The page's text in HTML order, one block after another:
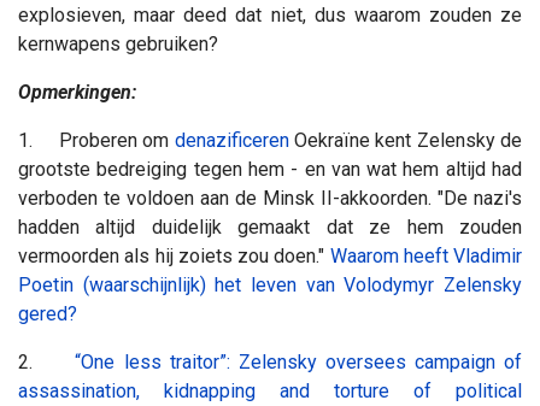
explosieven, maar deed dat niet, dus waarom zouden ze
kernwapens gebruiken?
Opmerkingen:
1. Proberen om denazificeren Oekraïne kent Zelensky de
grootste bedreiging tegen hem - en van wat hem altijd had
verboden te voldoen aan de Minsk II-akkoorden. "De nazi's
hadden altijd duidelijk gemaakt dat ze hem zouden
vermoorden als hij zoiets zou doen." Waarom heeft Vladimir
Poetin (waarschijnlijk) het leven van Volodymyr Zelensky
gered?
2.“One less traitor”: Zelensky oversees campaign of
assassination, kidnapping and torture of political